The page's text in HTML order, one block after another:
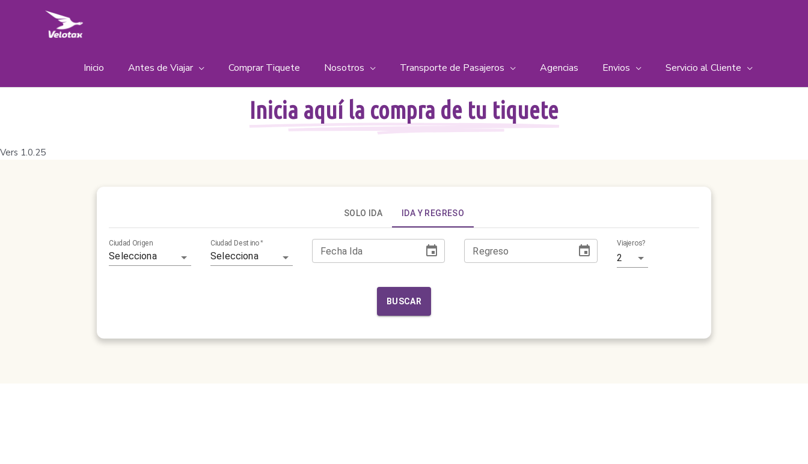
Inicio Antes de Viajar Comprar Tiquete Nosotros Transporte de Pasajeros Agencias Envios Servicio al Cliente
Inicia aquí la compra de tu tiquete
Vers 1.0.25